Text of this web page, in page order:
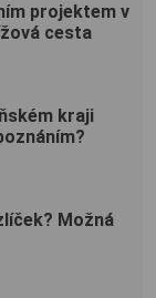
projektem v
cesta
kraji
Možná